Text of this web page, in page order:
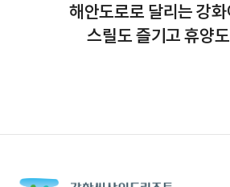
해안도로로 달리는 강
스릴도 즐기고 휴양